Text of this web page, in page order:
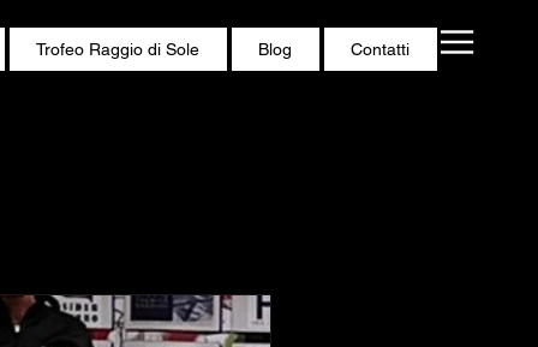
Trofeo Raggio di Sole Blog Contatti